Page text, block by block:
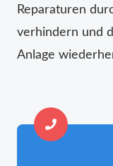
Reparaturen
verhindern und
Anlage